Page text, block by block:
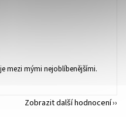
mezi mými nejoblíbenějšími.
Zobrazit další hodnocení